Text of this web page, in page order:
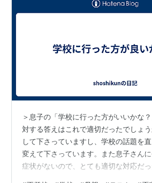
＞息子の「学校に行った方がいいかな
対する答えはこれで適切だったでしょ
して下さっていますし、学校の話題を
変えて下さっています。また息子さん
症状がないので、とても適切な対応だ